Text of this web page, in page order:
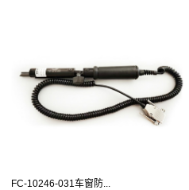
FC-10246-031车窗防...